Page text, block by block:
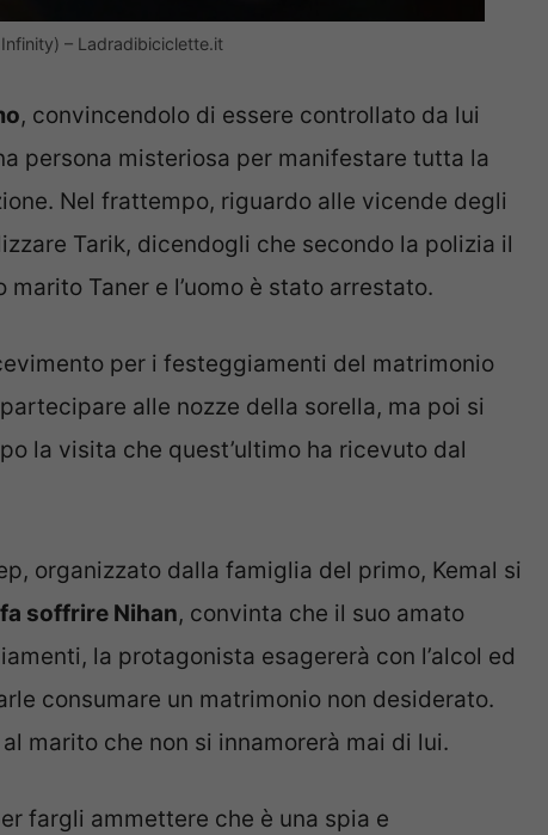
– Ladradibiciclette.it
, convincendolo di essere controllato da lui
persona misteriosa per manifestare tutta la
Nel frattempo, riguardo alle vicende degli
Tarik, dicendogli che secondo la polizia il
Taner e l’uomo è stato arrestato.
per i festeggiamenti del matrimonio
alle nozze della sorella, ma poi si
la visita che quest’ultimo ha ricevuto dal
organizzato dalla famiglia del primo, Kemal si
soffrire Nihan, convinta che il suo amato
la protagonista esagererà con l’alcol ed
consumare un matrimonio non desiderato.
marito che non si innamorerà mai di lui.
fargli ammettere che è una spia e